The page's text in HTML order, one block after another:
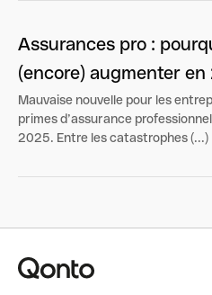
Assurances pro :
(encore) augmenter en
Mauvaise nouvelle pour les
primes d’assurance
2025. Entre les catastrophes (...)